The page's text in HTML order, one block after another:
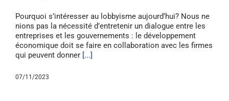
Pourquoi s’intéresser au lobbyisme aujourd’hui? Nous ne
nions pas la nécessité d’entretenir un dialogue entre les
entreprises et les gouvernements : le développement
économique doit se faire en collaboration avec les firmes
qui peuvent donner [...]
07/11/2023